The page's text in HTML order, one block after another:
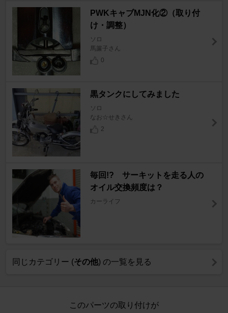
PWKキャブMJN化②（取り付
け・調整）
ソロ
馬簾子さん
0
黒タンクにしてみました
ソロ
なお☆せきさん
2
毎回!? サーキットを走る人の
オイル交換頻度は？
カーライフ
同じカテゴリー (その他) の一覧を見る
このパーツの取り付けが